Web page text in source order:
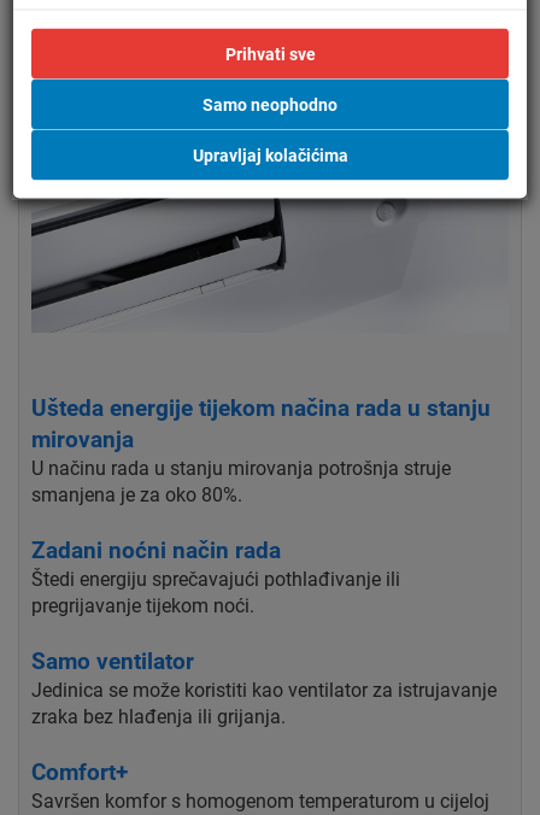
Ušteda energije tijekom načina rada u stanju
mirovanja
U načinu rada u stanju mirovanja potrošnja struje
smanjena je za oko 80%.
Zadani noćni način rada
Štedi energiju sprečavajući pothlađivanje ili
pregrijavanje tijekom noći.
Samo ventilator
Jedinica se može koristiti kao ventilator za istrujavanje
zraka bez hlađenja ili grijanja.
Comfort+
Savršen komfor s homogenom temperaturom u cijeloj
Prihvati sve
Samo neophodno
Upravljaj kolačićima